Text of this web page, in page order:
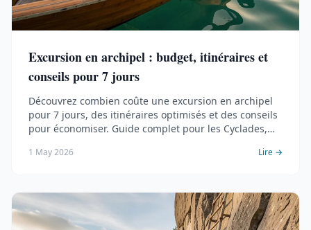
Excursion en archipel : budget, itinéraires et
conseils pour 7 jours
Découvrez combien coûte une excursion en archipel
pour 7 jours, des itinéraires optimisés et des conseils
pour économiser. Guide complet pour les Cyclades,
1 May 2026 Lire →